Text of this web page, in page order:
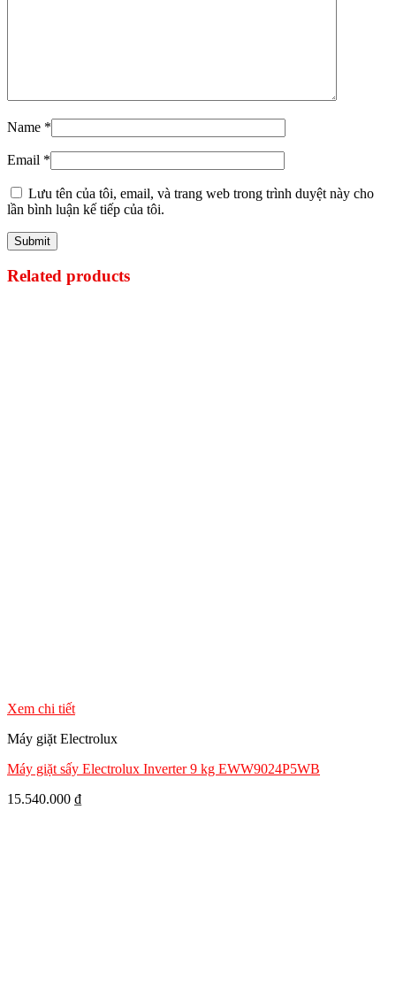
Name *
Email *
Lưu tên của tôi, email, và trang web trong trình duyệt này cho
lần bình luận kế tiếp của tôi.
Related products
Xem chi tiết
Máy giặt Electrolux
Máy giặt sấy Electrolux Inverter 9 kg EWW9024P5WB
15.540.000 ₫